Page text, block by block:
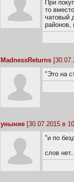
При
то
чатовый
районов,
MadnessReturns
"Это на
уныние [30.07.2015 в
"и по
слов